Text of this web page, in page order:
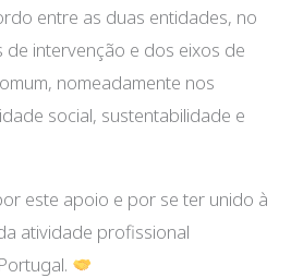
entre as duas entidades, no
de intervenção e dos eixos de
nomeadamente nos
social, sustentabilidade e
este apoio e por se ter unido à
atividade profissional